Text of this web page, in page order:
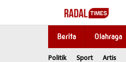
content
Berita Olahraga
Politik Sport Artis